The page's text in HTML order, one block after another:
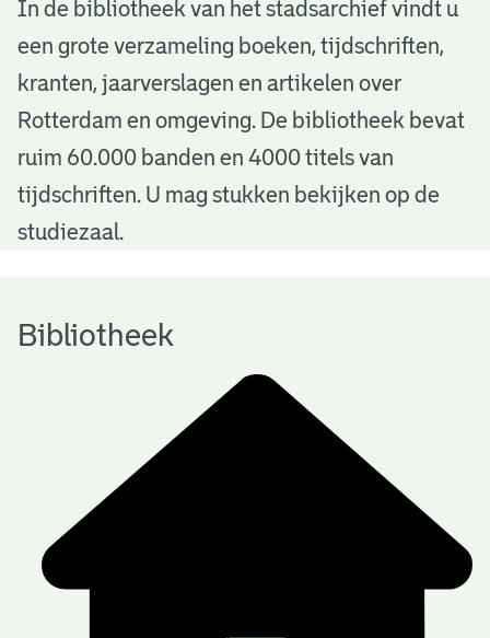
B
b
o
h
In de bibliotheek van het stadsarchief vindt u
een grote verzameling boeken, tijdschriften,
kranten, jaarverslagen en artikelen over
Rotterdam en omgeving. De bibliotheek bevat
ruim 60.000 banden en 4000 titels van
tijdschriften. U mag stukken bekijken op de
studiezaal.
Bibliotheek